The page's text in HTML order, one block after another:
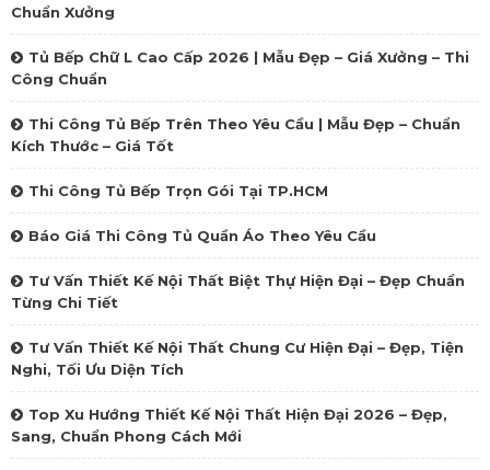
Chuẩn Xưởng
Tủ Bếp Chữ L Cao Cấp 2026 | Mẫu Đẹp – Giá Xưởng – Thi
Công Chuẩn
Thi Công Tủ Bếp Trên Theo Yêu Cầu | Mẫu Đẹp – Chuẩn
Kích Thước – Giá Tốt
Thi Công Tủ Bếp Trọn Gói Tại TP.HCM
Báo Giá Thi Công Tủ Quần Áo Theo Yêu Cầu
Tư Vấn Thiết Kế Nội Thất Biệt Thự Hiện Đại – Đẹp Chuẩn
Từng Chi Tiết
Tư Vấn Thiết Kế Nội Thất Chung Cư Hiện Đại – Đẹp, Tiện
Nghi, Tối Ưu Diện Tích
Top Xu Hướng Thiết Kế Nội Thất Hiện Đại 2026 – Đẹp,
Sang, Chuẩn Phong Cách Mới